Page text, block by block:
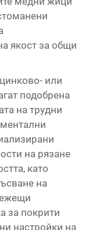
якост за общи
или
подобрена
на трудни
на рязане
като
на
за покрити
настройки на